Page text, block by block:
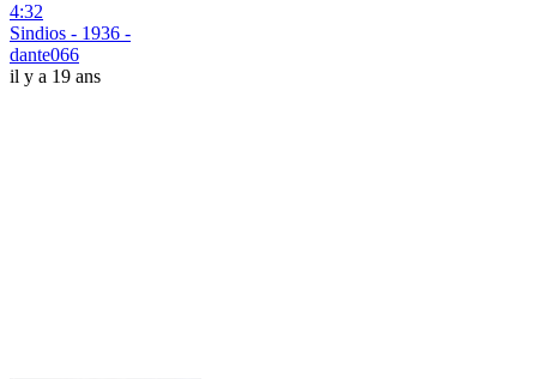
4:32
Sindios - 1936 -
dante066
il y a 19 ans